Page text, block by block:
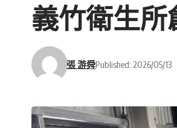
義竹衛生
張 游舜Published: 2026/05/13